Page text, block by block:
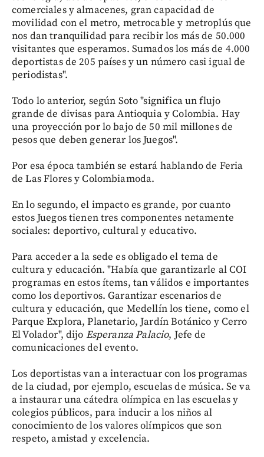
comerciales y almacenes, gran capacidad de
movilidad con el metro, metrocable y metroplús que
nos dan tranquilidad para recibir los más de 50.000
visitantes que esperamos. Sumados los más de 4.000
deportistas de 205 países y un número casi igual de
periodistas".
Todo lo anterior, según Soto "significa un flujo
grande de divisas para Antioquia y Colombia. Hay
una proyección por lo bajo de 50 mil millones de
pesos que deben generar los Juegos".
Por esa época también se estará hablando de Feria
de Las Flores y Colombiamoda.
En lo segundo, el impacto es grande, por cuanto
estos Juegos tienen tres componentes netamente
sociales: deportivo, cultural y educativo.
Para acceder a la sede es obligado el tema de
cultura y educación. "Había que garantizarle al COI
programas en estos ítems, tan válidos e importantes
como los deportivos. Garantizar escenarios de
cultura y educación, que Medellín los tiene, como el
Parque Explora, Planetario, Jardín Botánico y Cerro
El Volador", dijo Esperanza Palacio, Jefe de
comunicaciones del evento.
Los deportistas van a interactuar con los programas
de la ciudad, por ejemplo, escuelas de música. Se va
a instaurar una cátedra olímpica en las escuelas y
colegios públicos, para inducir a los niños al
conocimiento de los valores olímpicos que son
respeto, amistad y excelencia.